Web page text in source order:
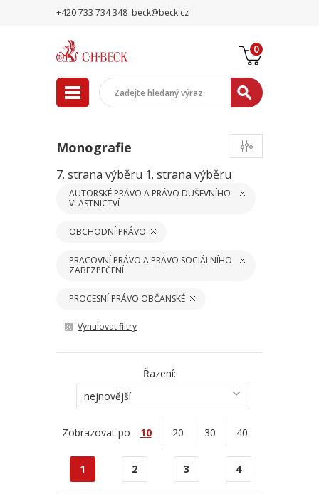
+420 733 734 348 beck@beck.cz
0
Monografie
7. strana výběru 1. strana výběru
AUTORSKÉ PRÁVO A PRÁVO DUŠEVNÍHO
VLASTNICTVÍ
OBCHODNÍ PRÁVO
PRACOVNÍ PRÁVO A PRÁVO SOCIÁLNÍHO
ZABEZPEČENÍ
PROCESNÍ PRÁVO OBČANSKÉ
Vynulovat filtry
Řazení:
nejnovější
Zobrazovat po 10 20 30 40
1 2 3 4